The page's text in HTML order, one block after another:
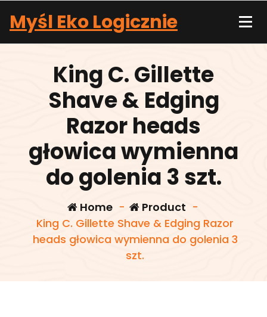
content
Myśl Eko Logicznie
King C. Gillette
Shave & Edging
Razor heads
głowica wymienna
do golenia 3 szt.
Home- Product -
King C. Gillette Shave & Edging Razor
heads głowica wymienna do golenia 3
szt.